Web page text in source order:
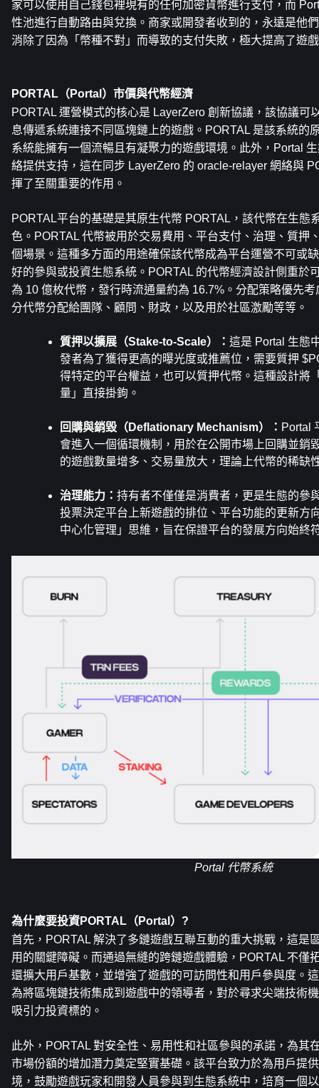
家可以使用自己錢包裡現有的任何加密貨幣進行支付，而
性池進行自動路由與兌換。商家或開發者收到的，永遠是他
消除了因為「幣種不對」而導致的支付失敗，極大提高了遊
PORTAL（Portal）市價與代幣經濟
PORTAL 運營模式的核心是 LayerZero 創新協議，該協議可
息傳遞系統連接不同區塊鏈上的遊戲。PORTAL 是該系統的
系統能擁有一個流暢且有凝聚力的遊戲環境。此外，Portal
絡提供支持，這在同步 LayerZero 的 oracle-relayer 網絡與
揮了至關重要的作用。
PORTAL平台的基礎是其原生代幣 PORTAL，該代幣在生態
色。PORTAL 代幣被用於交易費用、平台支付、治理、質押
個場景。這種多方面的用途確保該代幣成為平台運營不可或
好的參與或投資生態系統。PORTAL 的代幣經濟設計側重於
為 10 億枚代幣，發行時流通量約為 16.7%。分配策略優先
分代幣分配給團隊、顧問、財政，以及用於社區激勵等等。
質押以擴展（Stake-to-Scale）： 這是 Portal 生態
發者為了獲得更高的曝光度或推薦位，需要質押
得特定的平台權益，也可以質押代幣。這種設計將
量」直接掛鉤。
回購與銷毀（Deflationary Mechanism）： Portal
會進入一個循環機制，用於在公開市場上回購並銷
的遊戲數量增多、交易量放大，理論上代幣的稀缺
治理能力： 持有者不僅僅是消費者，更是生態的參
投票決定平台上新遊戲的排位、平台功能的更新方
中心化管理」思維，旨在保證平台的發展方向始終
Portal 代幣系統
為什麼要投資PORTAL（Portal）?
首先，PORTAL 解決了多鏈遊戲互聯互動的重大挑戰，這是
用的關鍵障礙。而通過無縫的跨鏈遊戲體驗，PORTAL 不僅
還擴大用戶基數，並增強了遊戲的可訪問性和用戶參與度。
為將區塊鏈技術集成到遊戲中的領導者，對於尋求尖端技術
吸引力投資標的。
此外，PORTAL 對安全性、易用性和社區參與的承諾，為其
市場份額的增加潛力奠定堅實基礎。該平台致力於為用戶提
境，鼓勵遊戲玩家和開發人員參與到生態系統中，培育一個